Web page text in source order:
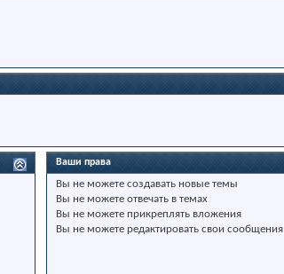
Ваши права
Вы не можете создавать новые темы
Вы не можете отвечать в темах
Вы не можете прикреплять вложения
Вы не можете редактировать свои сообщения